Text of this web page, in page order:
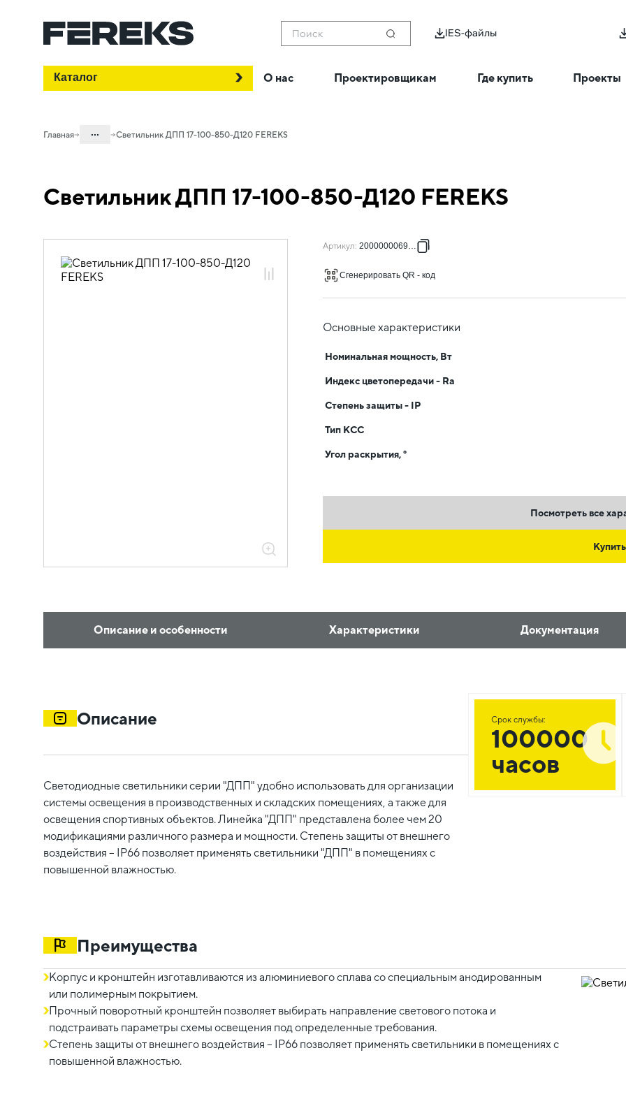
Поиск IES-файлы
Каталог О нас Проектировщикам Где купить Проекты
Главная ...
Проектное освещение FEREKS
ДПП
Светильник ДПП 17-100-850-Д120 FEREKS
Светильник ДПП 17-100-850-Д120 FEREKS
Артикул: 2000000069524
Сгенерировать QR - код
Основные характеристики
Номинальная мощность, Вт
Индекс цветопередачи - Ra
Степень защиты - IP
Тип КСС
Угол раскрытия, °
Посмотреть все
Купить
Описание и особенности Характеристики Документация
Описание
Светодиодные светильники серии "ДПП" удобно использовать для организации
системы освещения в производственных и складских помещениях, а также для
освещения спортивных объектов. Линейка "ДПП" представлена более чем 20
модификациями различного размера и мощности. Степень защиты от внешнего
воздействия – IP66 позволяет применять светильники "ДПП" в помещениях с
повышенной влажностью.
Срок службы:
100000
часов
Преимущества
Корпус и кронштейн изготавливаются из алюминиевого сплава со специальным анодированным
или полимерным покрытием.
Прочный поворотный кронштейн позволяет выбирать направление светового потока и
подстраивать параметры схемы освещения под определенные требования.
Степень защиты от внешнего воздействия – IP66 позволяет применять светильники в помещениях с
повышенной влажностью.